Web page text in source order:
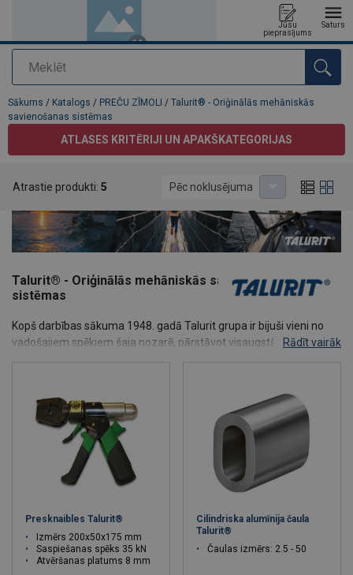
Meklēt
Jūsu
pieprasījums
Saturs
Pievienots jūsu pasūtījumam
Sākums / Katalogs / PREČU ZĪMOLI / Talurit® - Oriģinālās mehāniskās
savienošanas sistēmas
ATLASES KRITĒRIJI UN APAKŠKATEGORIJAS
Talurit® - Oriģinālās mehāniskās savienošanas
sistēmas
Kopš darbības sākuma 1948. gadā Talurit grupa ir bijuši vieni no
vadošajiem spēkiem šaja nozarē, pārstāvot visaugstākos drošības
jauniem produktiem un inovatīviem risinājumiem. Kā vadošais
zīmols Talurit®produkti un sistēmas tiek izmantotas
visdažādākajās nozarēs visā pasaulē.
Viena no viņu daudzajām priekšrocībām ir viņu iekšējā ražošana
un inženierija Zviedrijā un Vācijā. Tā rezultātā tiek nodrošināta
tālākā darbība.
Rādīt vairāk
Atrastie produkti: 5 Pēc noklusējuma
Presknaibles Talurit®
Izmērs 200x50x175 mm
Saspiešanas spēks 35 kN
Atvēršanas platums 8 mm
Cilindriska alumīnija čaula
Talurit®
Čaulas izmērs: 2.5 - 50